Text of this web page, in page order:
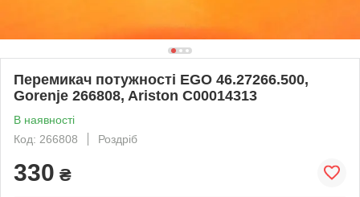
Перемикач потужності EGO 46.27266.500,
Gorenje 266808, Ariston C00014313
В наявності
Код: 266808
Роздріб
330 ₴